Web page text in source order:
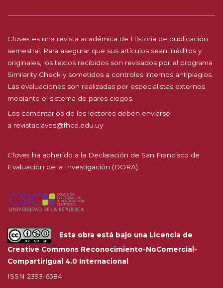
Claves es una revista académica de Historia de publicación
semestral. Para asegurar que sus artículos sean inéditos y
originales, los textos recibidos son revisados por el programa
Similarity Check y sometidos a controles internos antiplagios.
Las evaluaciones son realizadas por especialistas externos
mediante el sistema de pares ciegos.
Los comentarios de los lectores deben enviarse
a revistaclaves@fhce.edu.uy
Claves ha adherido a la Declaración de San Francisco de
Evaluación de la Investigación (DORA).
Esta obra está bajo una Licencia de
Creative Commons Reconocimiento-NoComercial-
CompartirIgual 4.0 Internacional
ISSN 2393-6584